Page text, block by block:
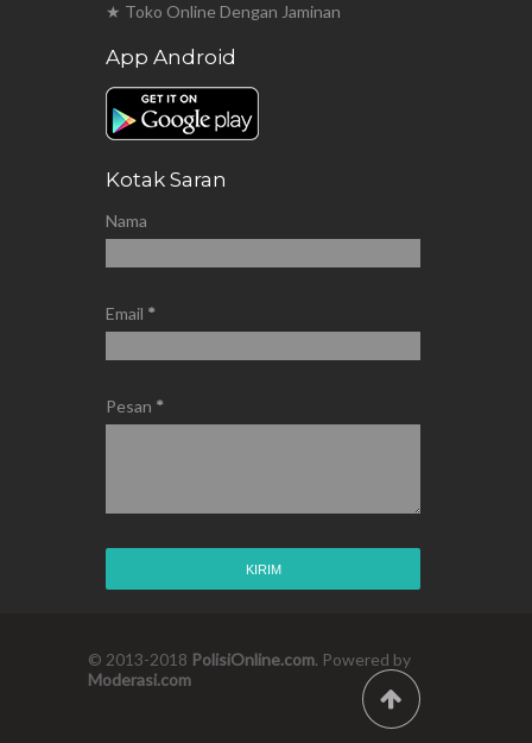
★ Toko Online Dengan Jaminan
App Android
Kotak Saran
Nama
Email *
Pesan *
© 2013-2018 PolisiOnline.com. Powered by
Moderasi.com